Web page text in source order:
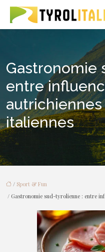
Gastronomie
entre
italiennes
/ Sport & Fun
/ Gastronomie sud-tyrolienne : entre